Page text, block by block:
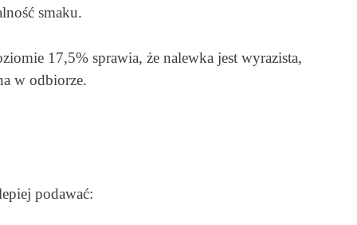
smaku.
17,5% sprawia, że nalewka jest wyrazista,
w odbiorze.
podawać: